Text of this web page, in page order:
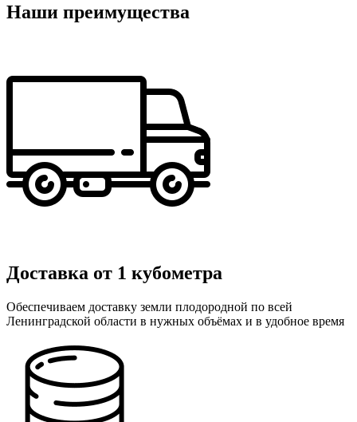
Наши преимущества
Доставка от 1 кубометра
Обеспечиваем доставку земли плодородной по всей
Ленинградской области в нужных объёмах и в удобное время